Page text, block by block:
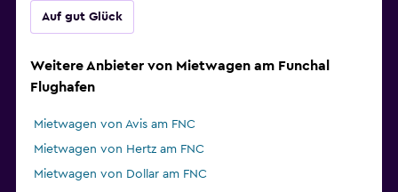
Auf gut Glück
Weitere Anbieter von Mietwagen am Funchal
Flughafen
Mietwagen von Avis am FNC
Mietwagen von Hertz am FNC
Mietwagen von Dollar am FNC